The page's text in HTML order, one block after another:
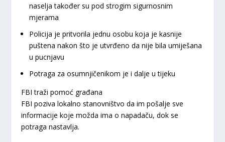
naselja također su pod strogim sigurnosnim
mjerama
Policija je pritvorila jednu osobu koja je kasnije
puštena nakon što je utvrđeno da nije bila umiješana
u pucnjavu
Potraga za osumnjičenikom je i dalje u tijeku
FBI traži pomoć građana
FBI poziva lokalno stanovništvo da im pošalje sve
informacije koje možda ima o napadaču, dok se
potraga nastavlja.